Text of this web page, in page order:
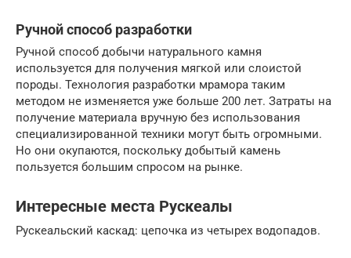
Ручной способ разработки
Ручной способ добычи натурального камня
используется для получения мягкой или слоистой
породы. Технология разработки мрамора таким
методом не изменяется уже больше 200 лет. Затраты на
получение материала вручную без использования
специализированной техники могут быть огромными.
Но они окупаются, поскольку добытый камень
пользуется большим спросом на рынке.
Интересные места Рускеалы
Рускеальский каскад: цепочка из четырех водопадов.